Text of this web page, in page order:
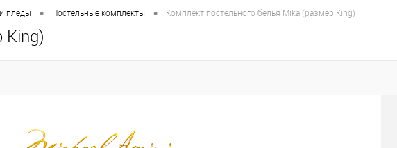
пледы • Постельные комплекты • Комплект постельного белья Mika (размер King)
King)